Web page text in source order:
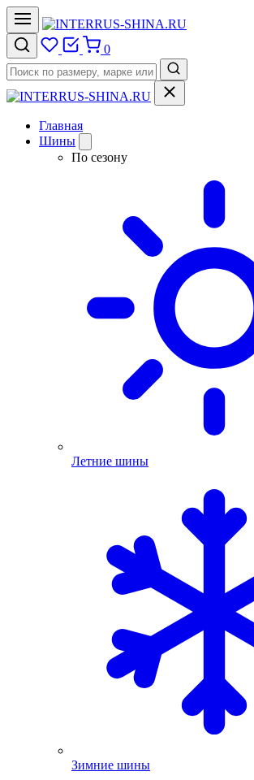
0
Главная
Шины
По сезону
Летние шины
Зимние шины